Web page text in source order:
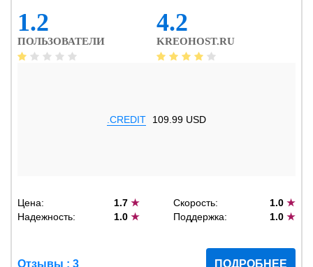
1.2
ПОЛЬЗОВАТЕЛИ
4.2
KREOHOST.RU
.CREDIT 109.99 USD
Цена: 1.7★ Скорость: 1.0 ★
Надежность:
1.0★ Поддержка: 1.0 ★
Отзывы : 3 ПОДРОБНЕЕ